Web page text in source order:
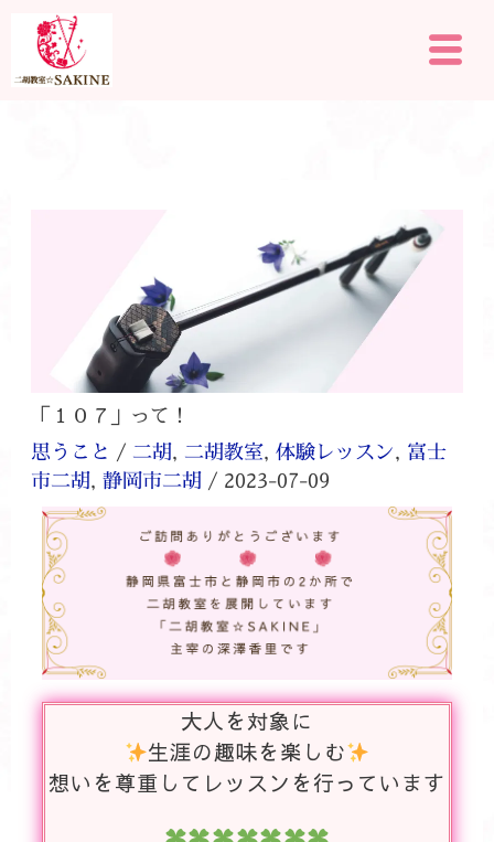
を
メ
ニ
「１０７」って！
思うこと / 二胡, 二胡教室, 体験レッスン, 富士
市二胡, 静岡市二胡/ 2023-07-09
大人を対象に
生涯の趣味を楽しむ
想いを尊重してレッスンを行っています